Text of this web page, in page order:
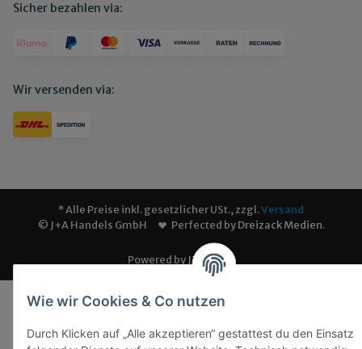
Wie wir Cookies & Co nutzen
Durch Klicken auf „Alle akzeptieren“ gestattest du den Einsatz
Sicher bezahlen via:
Wir versenden via:
* Alle Preise inkl. gesetzlicher USt., zzgl.Versand
© J+A Handels GmbH
Perfected byDreizack Medien.
Powered by JTL-Shop